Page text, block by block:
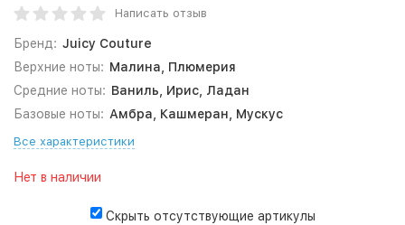
Написать отзыв
Бренд: Juicy Couture
Верхние ноты: Малина, Плюмерия
Средние ноты: Ваниль, Ирис, Ладан
Базовые ноты: Амбра, Кашмеран, Мускус
Все характеристики
Нет в наличии
Скрыть отсутствующие артикулы